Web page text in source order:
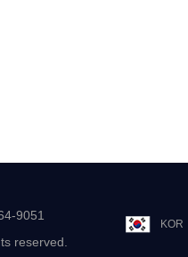
9051
reserved.
KOR